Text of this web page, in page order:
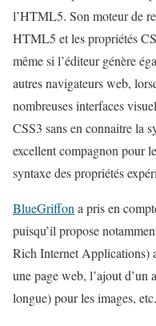
l’HTML5. Son moteur de
HTML5 et les propriétés
même si l’éditeur génère
autres navigateurs web,
nombreuses interfaces
CSS3 sans en connaitre la
excellent compagnon pour
syntaxe des propriétés
BlueGriffon a pris en
puisqu’il propose
Rich Internet Applications)
une page web, l’ajout
longue) pour les images, etc.